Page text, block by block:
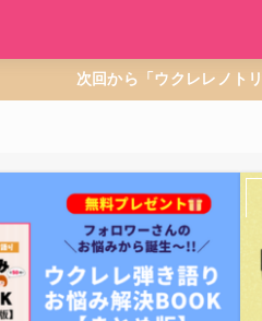
次回から「ウクレレノト